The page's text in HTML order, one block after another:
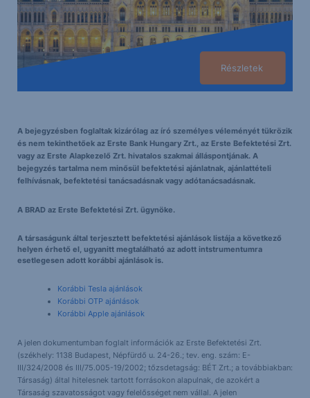
Részletek
A bejegyzésben foglaltak kizárólag az író személyes véleményét tükrözik
és nem tekinthetőek az Erste Bank Hungary Zrt., az Erste Befektetési Zrt.
vagy az Erste Alapkezelő Zrt. hivatalos szakmai álláspontjának. A
bejegyzés tartalma nem minősül befektetési ajánlatnak, ajánlattételi
felhívásnak, befektetési tanácsadásnak vagy adótanácsadásnak.
A BRAD az Erste Befektetési Zrt. ügynöke.
A társaságunk által terjesztett befektetési ajánlások listája a következő
helyen érhető el, ugyanitt megtalálható az adott intstrumentumra
esetlegesen adott korábbi ajánlások is.
Korábbi Tesla ajánlások
Korábbi OTP ajánlások
Korábbi Apple ajánlások
A jelen dokumentumban foglalt információk az Erste Befektetési Zrt.
(székhely: 1138 Budapest, Népfürdő u. 24-26.; tev. eng. szám: E-
III/324/2008 és III/75.005-19/2002; tőzsdetagság: BÉT Zrt.; a továbbiakban:
Társaság) által hitelesnek tartott forrásokon alapulnak, de azokért a
Társaság szavatosságot vagy felelősséget nem vállal. A jelen